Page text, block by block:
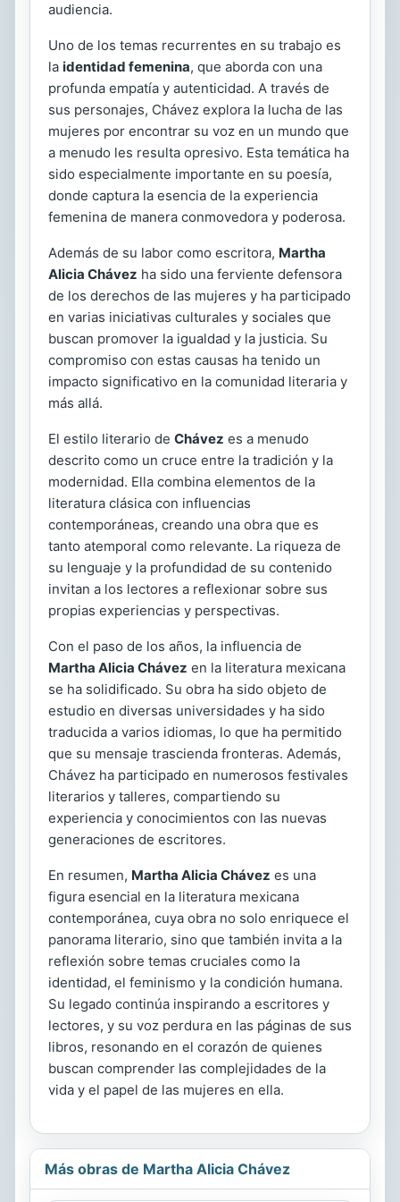
audiencia.
Uno de los temas recurrentes en su trabajo es
la identidad femenina, que aborda con una
profunda empatía y autenticidad. A través de
sus personajes, Chávez explora la lucha de las
mujeres por encontrar su voz en un mundo que
a menudo les resulta opresivo. Esta temática ha
sido especialmente importante en su poesía,
donde captura la esencia de la experiencia
femenina de manera conmovedora y poderosa.
Además de su labor como escritora, Martha
Alicia Chávez ha sido una ferviente defensora
de los derechos de las mujeres y ha participado
en varias iniciativas culturales y sociales que
buscan promover la igualdad y la justicia. Su
compromiso con estas causas ha tenido un
impacto significativo en la comunidad literaria y
más allá.
El estilo literario de Chávez es a menudo
descrito como un cruce entre la tradición y la
modernidad. Ella combina elementos de la
literatura clásica con influencias
contemporáneas, creando una obra que es
tanto atemporal como relevante. La riqueza de
su lenguaje y la profundidad de su contenido
invitan a los lectores a reflexionar sobre sus
propias experiencias y perspectivas.
Con el paso de los años, la influencia de
Martha Alicia Chávez en la literatura mexicana
se ha solidificado. Su obra ha sido objeto de
estudio en diversas universidades y ha sido
traducida a varios idiomas, lo que ha permitido
que su mensaje trascienda fronteras. Además,
Chávez ha participado en numerosos festivales
literarios y talleres, compartiendo su
experiencia y conocimientos con las nuevas
generaciones de escritores.
En resumen, Martha Alicia Chávez es una
figura esencial en la literatura mexicana
contemporánea, cuya obra no solo enriquece el
panorama literario, sino que también invita a la
reflexión sobre temas cruciales como la
identidad, el feminismo y la condición humana.
Su legado continúa inspirando a escritores y
lectores, y su voz perdura en las páginas de sus
libros, resonando en el corazón de quienes
buscan comprender las complejidades de la
vida y el papel de las mujeres en ella.
Más obras de Martha Alicia Chávez